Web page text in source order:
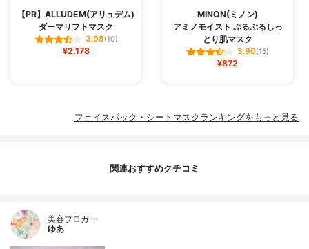
【PR】ALLUDEM(アリュデム)
ダーマリフトマスク
3.98(10)
¥2,178
MINON(ミノン)
アミノモイスト ぷるぷるしっ
とり肌マスク
3.90(15)
¥872
フェイスパック・シートマスクランキングをもっと見る
関連おすすめクチコミ
美容ブロガー
ゆあ